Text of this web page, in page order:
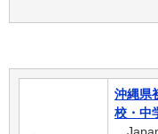
沖縄県
校・中